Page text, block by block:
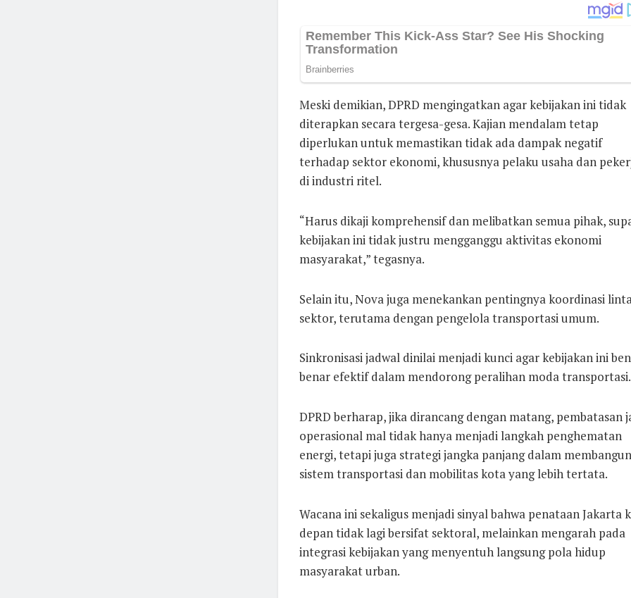
Meski demikian, DPRD mengingatkan agar kebijakan ini tidak
diterapkan secara tergesa-gesa. Kajian mendalam tetap
diperlukan untuk memastikan tidak ada dampak negatif
terhadap sektor ekonomi, khususnya pelaku usaha dan
di industri ritel.
“Harus dikaji komprehensif dan melibatkan semua pihak,
kebijakan ini tidak justru mengganggu aktivitas ekonomi
masyarakat,” tegasnya.
Selain itu, Nova juga menekankan pentingnya koordinasi
sektor, terutama dengan pengelola transportasi umum.
Sinkronisasi jadwal dinilai menjadi kunci agar kebijakan ini
benar efektif dalam mendorong peralihan moda transportasi.
DPRD berharap, jika dirancang dengan matang, pembatasan
operasional mal tidak hanya menjadi langkah penghematan
energi, tetapi juga strategi jangka panjang dalam membangun
sistem transportasi dan mobilitas kota yang lebih tertata.
Wacana ini sekaligus menjadi sinyal bahwa penataan Jakarta
depan tidak lagi bersifat sektoral, melainkan mengarah pada
integrasi kebijakan yang menyentuh langsung pola hidup
masyarakat urban.